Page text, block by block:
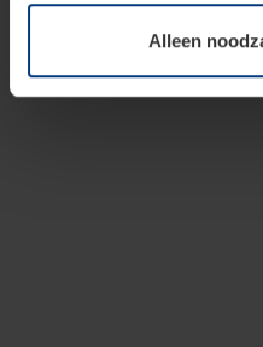
wijzigen of herroepen.
Alleen